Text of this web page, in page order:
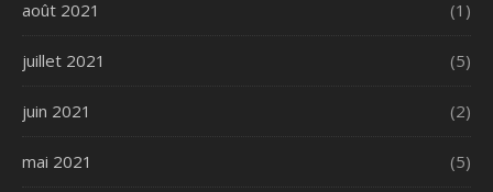
août 2021 (1)
juillet 2021 (5)
juin 2021 (2)
mai 2021 (5)